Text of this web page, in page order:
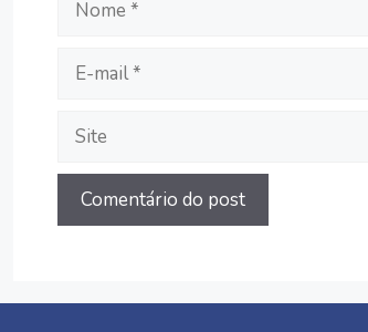
mail
Site